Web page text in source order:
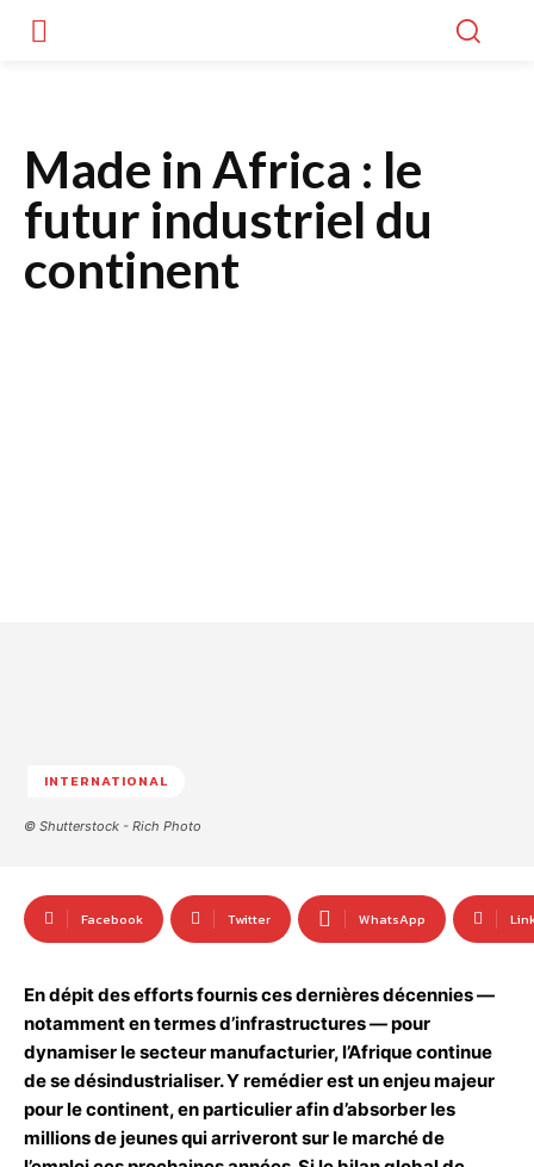
Made in Africa : le
futur industriel du
continent
INTERNATIONAL
© Shutterstock - Rich Photo
Facebook Twitter WhatsApp
En dépit des efforts fournis ces dernières décennies —
notamment en termes d’infrastructures — pour
dynamiser le secteur manufacturier, l’Afrique continue
de se désindustrialiser. Y remédier est un enjeu majeur
pour le continent, en particulier afin d’absorber les
millions de jeunes qui arriveront sur le marché de